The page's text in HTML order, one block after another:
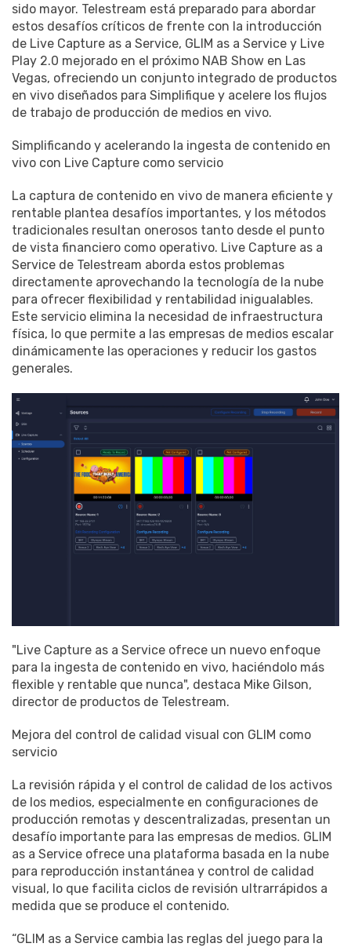
sido mayor. Telestream está preparado para abordar
estos desafíos críticos de frente con la introducción
de Live Capture as a Service, GLIM as a Service y Live
Play 2.0 mejorado en el próximo NAB Show en Las
Vegas, ofreciendo un conjunto integrado de productos
en vivo diseñados para Simplifique y acelere los flujos
de trabajo de producción de medios en vivo.
Simplificando y acelerando la ingesta de contenido en
vivo con Live Capture como servicio
La captura de contenido en vivo de manera eficiente y
rentable plantea desafíos importantes, y los métodos
tradicionales resultan onerosos tanto desde el punto
de vista financiero como operativo. Live Capture as a
Service de Telestream aborda estos problemas
directamente aprovechando la tecnología de la nube
para ofrecer flexibilidad y rentabilidad inigualables.
Este servicio elimina la necesidad de infraestructura
física, lo que permite a las empresas de medios escalar
dinámicamente las operaciones y reducir los gastos
generales.
"Live Capture as a Service ofrece un nuevo enfoque
para la ingesta de contenido en vivo, haciéndolo más
flexible y rentable que nunca", destaca Mike Gilson,
director de productos de Telestream.
Mejora del control de calidad visual con GLIM como
servicio
La revisión rápida y el control de calidad de los activos
de los medios, especialmente en configuraciones de
producción remotas y descentralizadas, presentan un
desafío importante para las empresas de medios. GLIM
as a Service ofrece una plataforma basada en la nube
para reproducción instantánea y control de calidad
visual, lo que facilita ciclos de revisión ultrarrápidos a
medida que se produce el contenido.
“GLIM as a Service cambia las reglas del juego para la